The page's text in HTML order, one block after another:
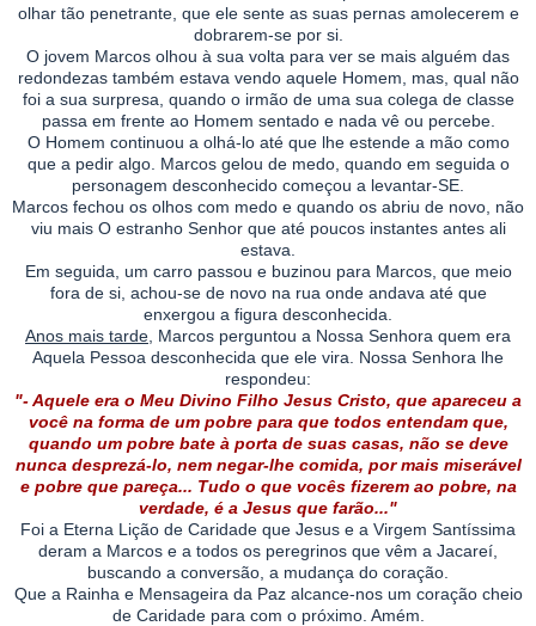
olhar tão penetrante, que ele sente as suas pernas amolecerem e
dobrarem-se por si.
O jovem Marcos olhou à sua volta para ver se mais alguém das
redondezas também estava vendo aquele Homem, mas, qual não
foi a sua surpresa, quando o irmão de uma sua colega de classe
passa em frente ao Homem sentado e nada vê ou percebe.
O Homem continuou a olhá-lo até que lhe estende a mão como
que a pedir algo. Marcos gelou de medo, quando em seguida o
personagem desconhecido começou a levantar-SE.
Marcos fechou os olhos com medo e quando os abriu de novo, não
viu mais O estranho Senhor que até poucos instantes antes ali
estava.
Em seguida, um carro passou e buzinou para Marcos, que meio
fora de si, achou-se de novo na rua onde andava até que
enxergou a figura desconhecida.
Anos mais tarde , Marcos perguntou a Nossa Senhora quem era
Aquela Pessoa desconhecida que ele vira. Nossa Senhora lhe
respondeu:
"- Aquele era o Meu Divino Filho Jesus Cristo, que apareceu a
você na forma de um pobre para que todos entendam que,
quando um pobre bate à porta de suas casas, não se deve
nunca desprezá-lo, nem negar-lhe comida, por mais miserável
e pobre que pareça... Tudo o que vocês fizerem ao pobre, na
verdade, é a Jesus que farão..."
Foi a Eterna Lição de Caridade que Jesus e a Virgem Santíssima
deram a Marcos e a todos os peregrinos que vêm a Jacareí,
buscando a conversão, a mudança do coração.
Que a Rainha e Mensageira da Paz alcance-nos um coração cheio
de Caridade para com o próximo. Amém.